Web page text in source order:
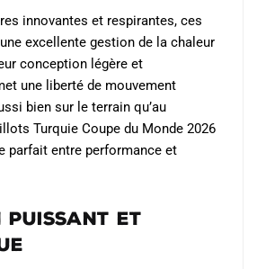
innovantes et respirantes, ces
excellente gestion de la chaleur
conception légère et
une liberté de mouvement
bien sur le terrain qu’au
Turquie Coupe du Monde 2026
parfait entre performance et
Puissant et